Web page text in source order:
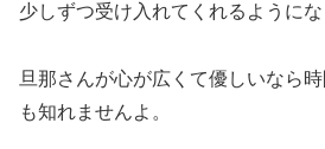
少しずつ受け入れてくれるようにな
旦那さんが心が広くて優しいなら
も知れませんよ。